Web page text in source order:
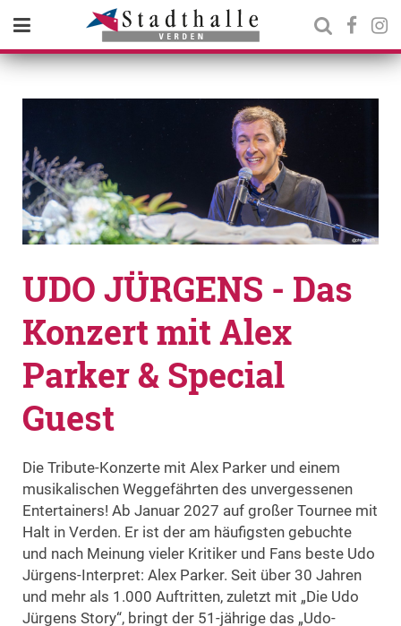
UDO JÜRGENS - Das
Konzert mit Alex
Parker & Special
Guest
Die Tribute-Konzerte mit Alex Parker und einem
musikalischen Weggefährten des unvergessenen
Entertainers! Ab Januar 2027 auf großer Tournee mit
Halt in Verden. Er ist der am häufigsten gebuchte
und nach Meinung vieler Kritiker und Fans beste Udo
Jürgens-Interpret: Alex Parker. Seit über 30 Jahren
und mehr als 1.000 Auftritten, zuletzt mit „Die Udo
Jürgens Story“, bringt der 51-jährige das „Udo-